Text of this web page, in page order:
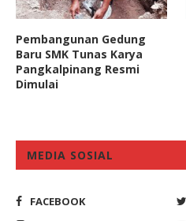
Pembangunan Gedung
Baru SMK Tunas Karya
Pangkalpinang Resmi
Dimulai
MEDIA SOSIAL
FACEBOOK